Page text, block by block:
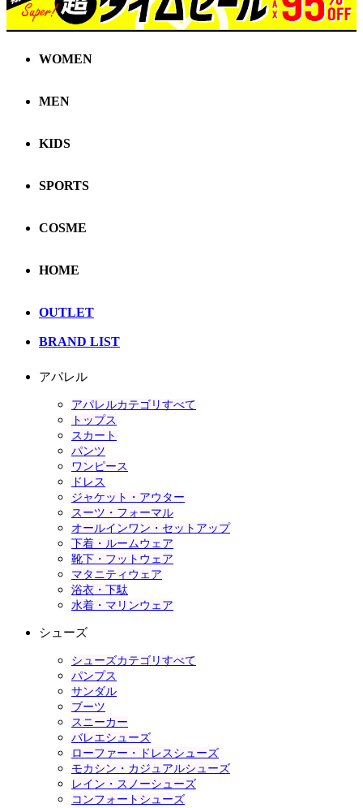
WOMEN
MEN
KIDS
SPORTS
COSME
HOME
OUTLET
BRAND LIST
アパレル
アパレルカテゴリすべて
トップス
スカート
パンツ
ワンピース
ドレス
ジャケット・アウター
スーツ・フォーマル
オールインワン・セットアップ
下着・ルームウェア
靴下・フットウェア
マタニティウェア
浴衣・下駄
水着・マリンウェア
シューズ
シューズカテゴリすべて
パンプス
サンダル
ブーツ
スニーカー
バレエシューズ
ローファー・ドレスシューズ
モカシン・カジュアルシューズ
レイン・スノーシューズ
コンフォートシューズ